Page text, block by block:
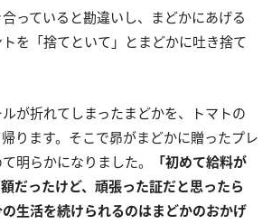
っていると勘違いし、まどかにあげる
を「捨てといて」とまどかに吐き捨て
が折れてしまったまどかを、トマトの
ります。そこで昴がまどかに贈ったプレ
明らかになりました。
「初めて給料が
だったけど、頑張った証だと思ったら
生活を続けられるのはまどかのおかげ